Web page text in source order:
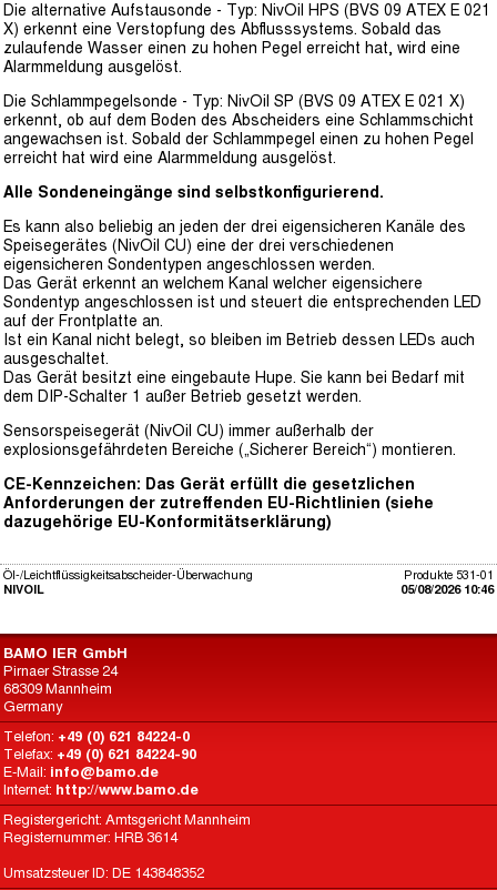
Die alternative Aufstausonde - Typ: NivOil HPS (BVS 09 ATEX E 021
X) erkennt eine Verstopfung des Abflusssystems. Sobald das
zulaufende Wasser einen zu hohen Pegel erreicht hat, wird eine
Alarmmeldung ausgelöst.
Die Schlammpegelsonde - Typ: NivOil SP (BVS 09 ATEX E 021 X)
erkennt, ob auf dem Boden des Abscheiders eine Schlammschicht
angewachsen ist. Sobald der Schlammpegel einen zu hohen Pegel
erreicht hat wird eine Alarmmeldung ausgelöst.
Alle Sondeneingänge sind selbstkonfigurierend.
Es kann also beliebig an jeden der drei eigensicheren Kanäle des
Speisegerätes (NivOil CU) eine der drei verschiedenen
eigensicheren Sondentypen angeschlossen werden.
Das Gerät erkennt an welchem Kanal welcher eigensichere
Sondentyp angeschlossen ist und steuert die entsprechenden LED
auf der Frontplatte an.
Ist ein Kanal nicht belegt, so bleiben im Betrieb dessen LEDs auch
ausgeschaltet.
Das Gerät besitzt eine eingebaute Hupe. Sie kann bei Bedarf mit
dem DIP-Schalter 1 außer Betrieb gesetzt werden.
Sensorspeisegerät (NivOil CU) immer außerhalb der
explosionsgefährdeten Bereiche („Sicherer Bereich“) montieren.
CE-Kennzeichen: Das Gerät erfüllt die gesetzlichen
Anforderungen der zutreffenden EU-Richtlinien (siehe
dazugehörige EU-Konformitätserklärung)
Produkte 531-01
05/08/2026 10:46
Öl-/Leichtflüssigkeitsabscheider-Überwachung
NIVOIL
BAMO IER GmbH
Pirnaer Strasse 24
68309 Mannheim
Germany
Telefon: +49 (0) 621 84224-0
Telefax: +49 (0) 621 84224-90
E-Mail: info@bamo.de
Internet: http://www.bamo.de
Registergericht: Amtsgericht Mannheim
Registernummer: HRB 3614
Umsatzsteuer ID: DE 143848352